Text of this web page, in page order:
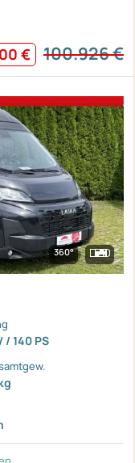
€ 100.926 €
360°
/ 140 PS